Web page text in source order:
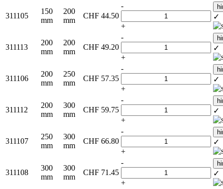
311105
150
mm
200
mm
CHF 44.50
-
+
✓
311113
200
mm
200
mm
CHF 49.20
-
+
✓
311106
200
mm
250
mm
CHF 57.35
-
+
✓
311112
200
mm
300
mm
CHF 59.75
-
+
✓
311107
250
mm
300
mm
CHF 66.80
-
+
✓
311108
300
mm
300
mm
CHF 71.45
-
+
✓